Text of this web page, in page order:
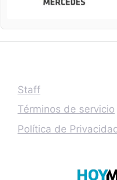
Staff
Términos de servicio
Política de